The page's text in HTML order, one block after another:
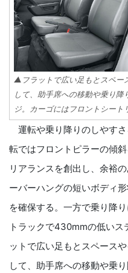
▲フラットで広い足もとスペー
して、助手席への移動や乗り
ジ。カーゴにはフロントシー
運転や乗り降りのしやす
転ではフロントピラーの傾
リアランスを創出し、余裕
ーバーハングの短いボディ
を確保する。一方で乗り降
トラックで430mmの低いス
ットで広い足もとスペース
して、助手席への移動や乗